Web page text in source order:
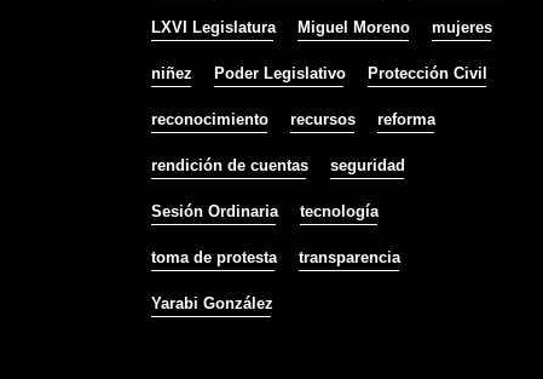
LXVI Legislatura Miguel Moreno mujeres
niñez Poder Legislativo Protección Civil
reconocimiento recursos reforma
rendición de cuentas seguridad
Sesión Ordinaria tecnología
toma de protesta transparencia
Yarabi González